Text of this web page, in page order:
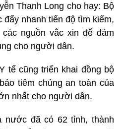
Thanh Long cho hay: Bộ
đẩy nhanh tiến độ tìm kiếm,
nguồn vắc xin để đảm
cho người dân.
tế cũng triển khai đồng bộ
tiêm chủng an toàn của
nhất cho người dân.
nước đã có 62 tỉnh, thành